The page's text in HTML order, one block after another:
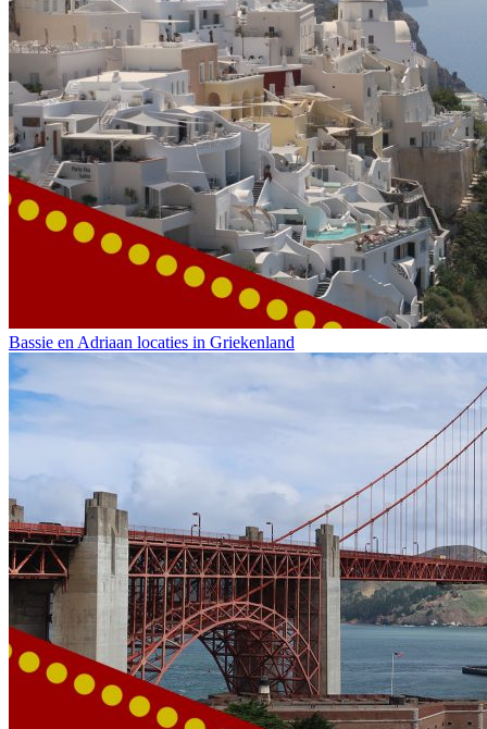
Bassie en Adriaan locaties in Griekenland